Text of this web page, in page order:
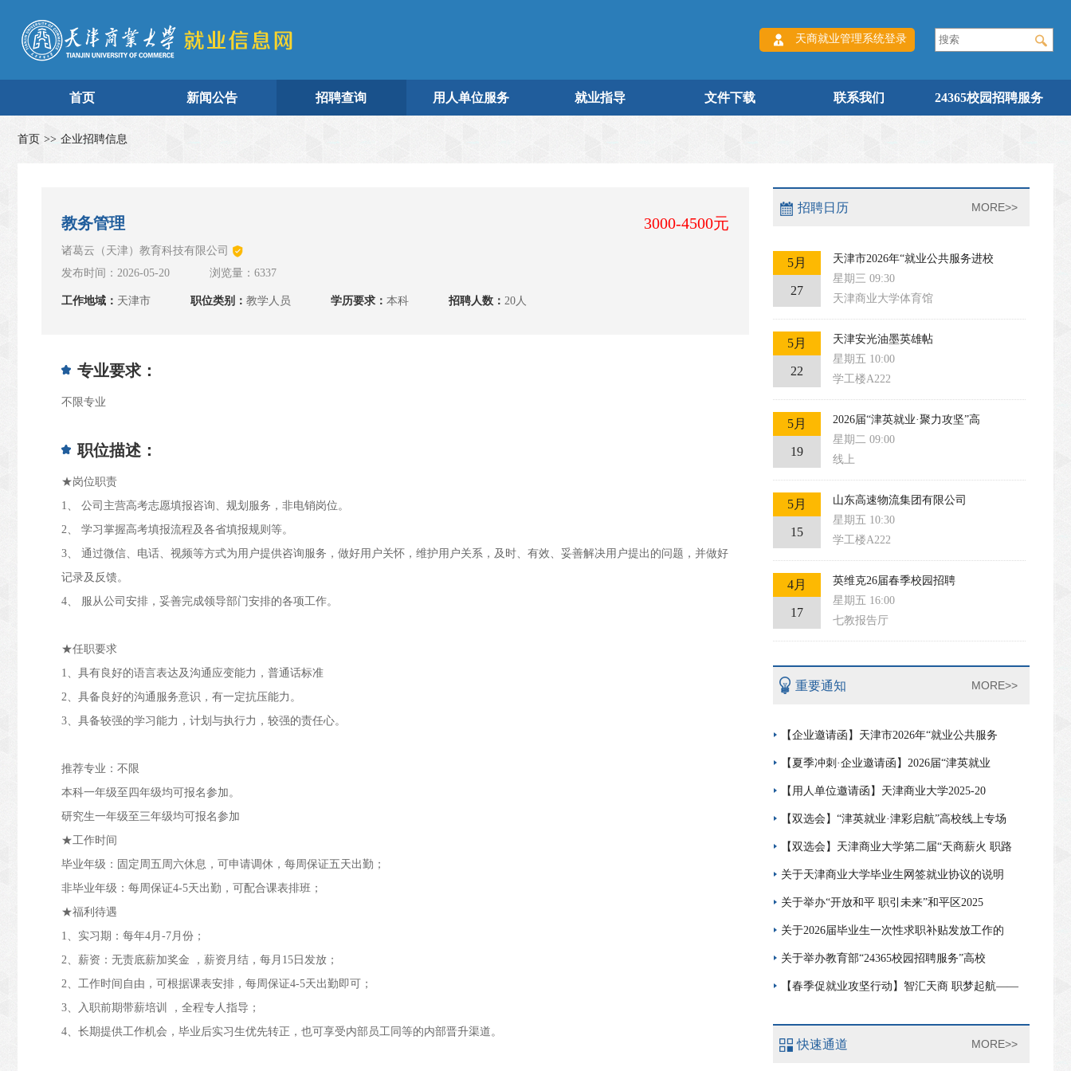
天商就业管理系统登录
首页 新闻公告 招聘查询 用人单位服务 就业指导 文件下载 联系我们 24365校园招聘服务
首页 >> 企业招聘信息
3000-4500元
教务管理
诸葛云（天津）教育科技有限公司
发布时间：2026-05-20
浏览量：6337
工作地域： 天津市 职位类别： 教学人员 学历要求： 本科 招聘人数： 20人
专业要求：
不限专业
职位描述：
★岗位职责
1、
公司主营高考志愿填报咨询、规划服务，非电销岗位。
2、
学习掌握高考填报流程及各省填报规则等。
3、 通过微信、电话、视频等方式为用户提供咨询服务，做好用户关怀，维护用户关系，及时、有效、妥善解决用户提出的问题，并做好
记录及反馈。
4、 服从公司安排，妥善完成领导部门安排的各项工作。
★任职要求
1、具有良好的语言表达及沟通应变能力， 普通话标准
2、具备良好的沟通服务意识，有一定抗压能力。
3、 具备较强的学习能力， 计划与执行力，较强的责任心。
推荐专业：不限
本科一年级至四年级均可报名参加。
研究生一年级至三年级均可报名参加
★工作时间
毕业年级：固定周五周六休息，可申请调休，每周保证五天出勤；
非毕业年级：每周保证4-5天出勤，可配合课表排班；
★福利待遇
1、 实习期：每年4月-7月份；
2、 薪资：无责底薪加奖金 ，薪资月结，每月15日发放；
2、 工作时间 自由，可根据课表安排，每周保证4-5天出勤即可；
3、
入职前期带薪培训
，全程专人指导；
4、长期提供工作机会，毕业后实习生优先转正，也可享受内部员工同等的内部晋升渠道。
招聘日历 MORE>>
5月
27
天津市2026年“就业公共服务进校
星期三 09:30
天津商业大学体育馆
5月
22
天津安光油墨英雄帖
星期五 10:00
学工楼A222
5月
19
2026届“津英就业·聚力攻坚”高
星期二 09:00
线上
5月
15
山东高速物流集团有限公司
星期五 10:30
学工楼A222
4月
17
英维克26届春季校园招聘
星期五 16:00
七教报告厅
重要通知 MORE>>
【企业邀请函】天津市2026年“就业公共服务
【夏季冲刺·企业邀请函】2026届“津英就业
【用人单位邀请函】天津商业大学2025-20
【双选会】“津英就业·津彩启航”高校线上专场
【双选会】天津商业大学第二届“天商薪火 职路
关于天津商业大学毕业生网签就业协议的说明
关于举办“开放和平 职引未来”和平区2025
关于2026届毕业生一次性求职补贴发放工作的
关于举办教育部“24365校园招聘服务”高校
【春季促就业攻坚行动】智汇天商 职梦起航——
快速通道 MORE>>